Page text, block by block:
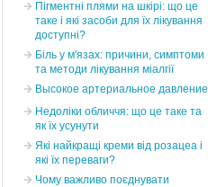
Пігментні плями на шкірі: що це
таке і які засоби для їх лікування
доступні?
Біль у м'язах: причини, симптоми
та методи лікування міалгії
Высокое артериальное давление
Недоліки обличчя: що це таке та
як їх усунути
Які найкращі креми від розацеа і
які їх переваги?
Чому важливо поєднувати